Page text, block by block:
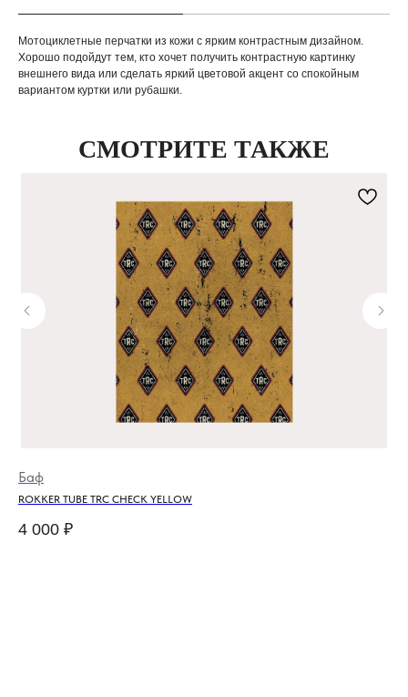
Мотоциклетные перчатки из кожи с ярким контрастным дизайном.
Хорошо подойдут тем, кто хочет получить контрастную картинку
внешнего вида или сделать яркий цветовой акцент со спокойным
вариантом куртки или рубашки.
СМОТРИТЕ ТАКЖЕ
ROKKER TUBE TRC CHECK YELLOW
Баф
4 000 ₽